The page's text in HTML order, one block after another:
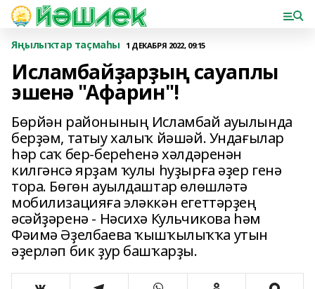
Яңылыҡтар таҫмаһы 1 ДЕКАБРЯ 2022, 09:15
Исламбайҙарҙың сауаплы
эшенә "Афарин"!
Бөрйән районының Исламбай ауылында
берҙәм, татыу халыҡ йәшәй. Ундағылар
һәр саҡ бер-береһенә хәлдәренән
килгәнсә ярҙам ҡулы һуҙырға әҙер генә
тора. Бөгөн ауылдаштар өлөшләтә
мобилизацияға эләккән егеттәрҙең
әсәйҙәренә - Нәсихә Кульчикова һәм
Фәимә Әҙелбаева ҡышҡылыҡҡа утын
әҙерләп бик ҙур башҡарҙы.